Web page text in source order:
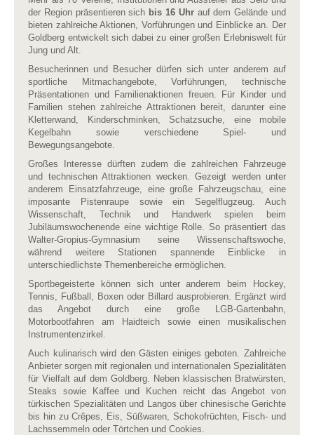
der Region präsentieren sich bis 16 Uhrauf dem Gelände und
bieten zahlreiche Aktionen, Vorführungen und Einblicke an. Der
Goldberg entwickelt sich dabei zu einer großen Erlebniswelt für
Jung und Alt.
Besucherinnen und Besucher dürfen sich unter anderem auf
sportliche Mitmachangebote, Vorführungen, technische
Präsentationen und Familienaktionen freuen. Für Kinder und
Familien stehen zahlreiche Attraktionen bereit, darunter eine
Kletterwand, Kinderschminken, Schatzsuche, eine mobile
Kegelbahn sowie verschiedene Spiel- und
Bewegungsangebote.
Großes Interesse dürften zudem die zahlreichen Fahrzeuge
und technischen Attraktionen wecken. Gezeigt werden unter
anderem Einsatzfahrzeuge, eine große Fahrzeugschau, eine
imposante Pistenraupe sowie ein Segelflugzeug. Auch
Wissenschaft, Technik und Handwerk spielen beim
Jubiläumswochenende eine wichtige Rolle. So präsentiert das
Walter-Gropius-Gymnasium seine Wissenschaftswoche,
während weitere Stationen spannende Einblicke in
unterschiedlichste Themenbereiche ermöglichen.
Sportbegeisterte können sich unter anderem beim Hockey,
Tennis, Fußball, Boxen oder Billard ausprobieren. Ergänzt wird
das Angebot durch eine große LGB-Gartenbahn,
Motorbootfahren am Haidteich sowie einen musikalischen
Instrumentenzirkel.
Auch kulinarisch wird den Gästen einiges geboten. Zahlreiche
Anbieter sorgen mit regionalen und internationalen Spezialitäten
für Vielfalt auf dem Goldberg. Neben klassischen Bratwürsten,
Steaks sowie Kaffee und Kuchen reicht das Angebot von
türkischen Spezialitäten und Langos über chinesische Gerichte
bis hin zu Crêpes, Eis, Süßwaren, Schokofrüchten, Fisch- und
Lachssemmeln oder Törtchen und Cookies.